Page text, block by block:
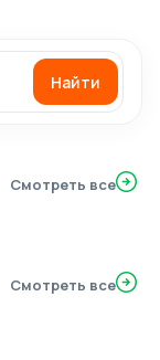
Найти
Смотреть все
Смотреть все